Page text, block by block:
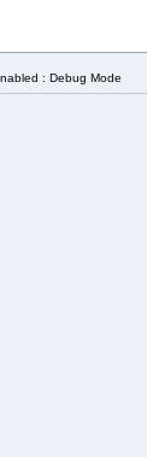
: Debug Mode